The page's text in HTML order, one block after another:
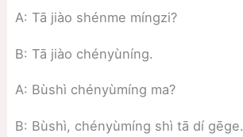
A: Tā jiào shénme míngzi?
B: Tā jiào chényùníng.
A: Bùshì chényùmíng ma?
B: Bùshì, chényùmíng shì tā dí gēge.